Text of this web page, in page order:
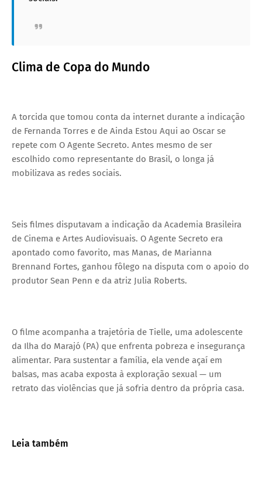
Clima de Copa do Mundo
A torcida que tomou conta da internet durante a indicação
de Fernanda Torres e de Ainda Estou Aqui ao Oscar se
repete com O Agente Secreto. Antes mesmo de ser
escolhido como representante do Brasil, o longa já
mobilizava as redes sociais.
Seis filmes disputavam a indicação da Academia Brasileira
de Cinema e Artes Audiovisuais. O Agente Secreto era
apontado como favorito, mas Manas, de Marianna
Brennand Fortes, ganhou fôlego na disputa com o apoio do
produtor Sean Penn e da atriz Julia Roberts.
O filme acompanha a trajetória de Tielle, uma adolescente
da Ilha do Marajó (PA) que enfrenta pobreza e insegurança
alimentar. Para sustentar a família, ela vende açaí em
balsas, mas acaba exposta à exploração sexual — um
retrato das violências que já sofria dentro da própria casa.
Leia também